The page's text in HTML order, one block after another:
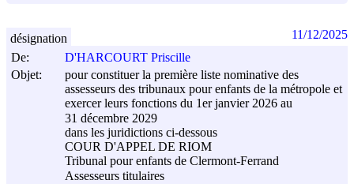
De:
D'HARCOURT Priscille
Objet:
pour constituer la première liste nominative des
assesseurs des tribunaux pour enfants de la métropole et
exercer leurs fonctions du 1er janvier 2026 au
31 décembre 2029
dans les juridictions ci-dessous
COUR D'APPEL DE RIOM
Tribunal pour enfants de Clermont-Ferrand
Assesseurs titulaires
désignation 11/12/2025